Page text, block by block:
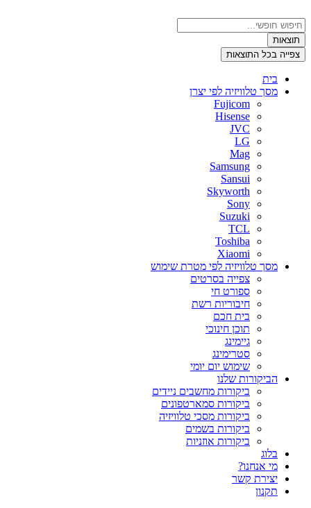
לתוכן
Search
...תוצאות
צפייה בכל התוצאות
בית
מסך טלוויזיה לפי יצרן
Fujicom
Hisense
JVC
LG
Mag
Samsung
Sansui
Skyworth
Sony
Suzuki
TCL
Toshiba
Xiaomi
מסך טלוויזיה לפי מטרת שימוש
צפייה בסרטים
ספורט חי
חיבוריות רשת
בית חכם
תוכן חינוכי
גיימינג
סטרימינג
שימוש יום יומי
הביקורות שלנו
ביקורות מחשבים ניידים
ביקורות סמארטפונים
ביקורות מסכי טלוויזיה
ביקורות בשמים
ביקורות אוזניות
בלוג
מי אנחנו?
יצירת קשר
תקנון